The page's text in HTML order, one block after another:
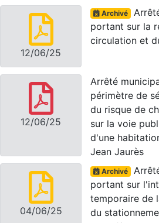
12/06/25
Archivé
portant sur la
circulation et
12/06/25
Arrêté
périmètre de
du risque de
sur la voie
d'une
Jean Jaurès
04/06/25
Archivé
portant sur
temporaire de
du